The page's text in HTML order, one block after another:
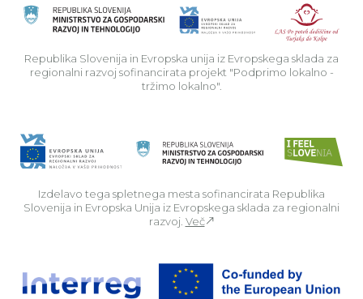
Republika Slovenija in Evropska unija iz Evropskega sklada za
regionalni razvoj sofinancirata projekt "Podprimo lokalno -
tržimo lokalno".
Izdelavo tega spletnega mesta sofinancirata Republika
Slovenija in Evropska Unija iz Evropskega sklada za regionalni
razvoj. Več